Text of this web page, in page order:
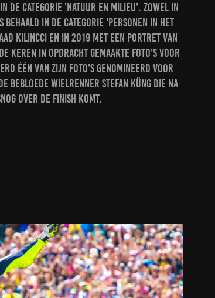
de categorie 'Natuur en milieu'. Zowel in
in de categorie 'personen in het
Kilincci en in 2019 met een portret van
keren in opdracht gemaakte foto's voor
één van zijn foto's genomineerd voor
bebloede wielrenner Stefan Küng die na
over de finish komt.